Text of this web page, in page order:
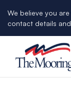
We believe you
contact details